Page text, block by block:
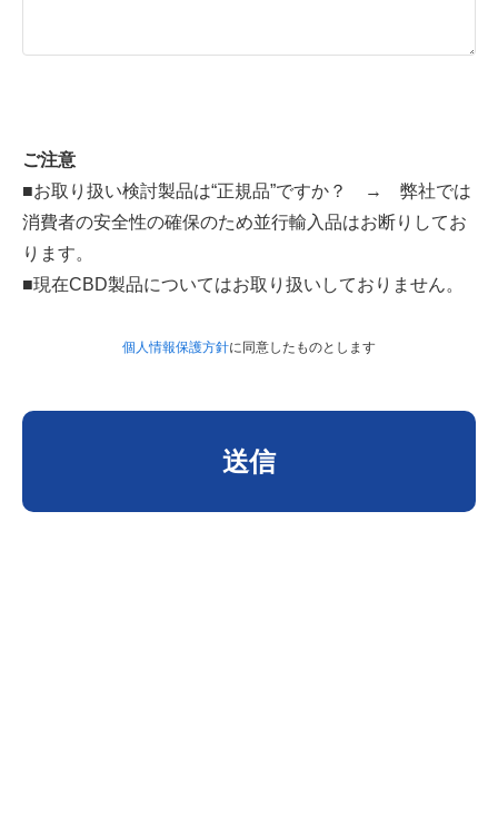
ご注意
■お取り扱い検討製品は“正規品”ですか？ → 弊社では
消費者の安全性の確保のため並行輸入品はお断りしてお
ります。
■現在CBD製品についてはお取り扱いしておりません。
個人情報保護方針に同意したものとします